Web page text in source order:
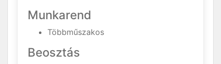
Munkarend
Többműszakos
Beosztás